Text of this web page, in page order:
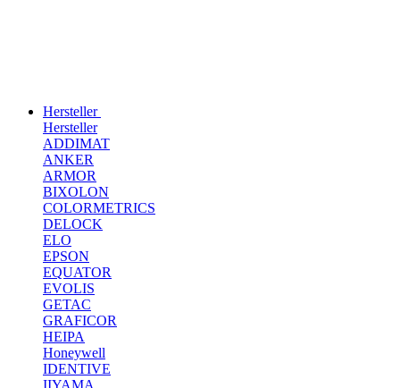
Hersteller
Hersteller
ADDIMAT
ANKER
ARMOR
BIXOLON
COLORMETRICS
DELOCK
ELO
EPSON
EQUATOR
EVOLIS
GETAC
GRAFICOR
HEIPA
Honeywell
IDENTIVE
IIYAMA